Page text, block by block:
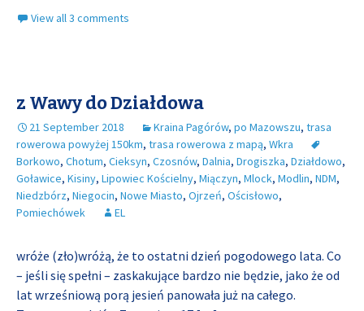
View all 3 comments
z Wawy do Działdowa
21 September 2018 Kraina Pagórów, po Mazowszu, trasa
rowerowa powyżej 150km, trasa rowerowa z mapą, Wkra
Borkowo, Chotum, Cieksyn, Czosnów, Dalnia, Drogiszka, Działdowo,
Goławice, Kisiny, Lipowiec Kościelny, Miączyn, Mlock, Modlin, NDM,
Niedzbórz, Niegocin, Nowe Miasto, Ojrzeń, Ościsłowo,
Pomiechówek
EL
wróże (zło)wróżą, że to ostatni dzień pogodowego lata. Co
– jeśli się spełni – zaskakujące bardzo nie będzie, jako że od
lat wrześniową porą jesień panowała już na całego.